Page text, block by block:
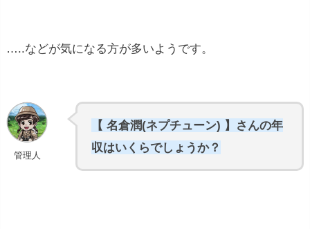
…..などが気になる方が多いようです。
管理人
【 名倉潤(ネプチューン) 】さんの年
収はいくらでしょうか？